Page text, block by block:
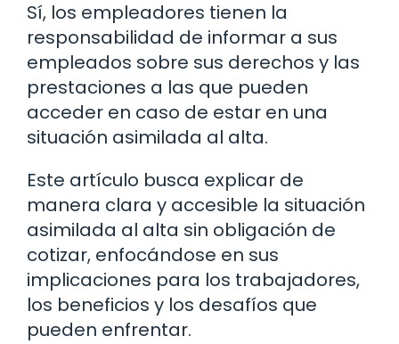
Sí, los empleadores tienen la
responsabilidad de informar a sus
empleados sobre sus derechos y las
prestaciones a las que pueden
acceder en caso de estar en una
situación asimilada al alta.
Este artículo busca explicar de
manera clara y accesible la situación
asimilada al alta sin obligación de
cotizar, enfocándose en sus
implicaciones para los trabajadores,
los beneficios y los desafíos que
pueden enfrentar.